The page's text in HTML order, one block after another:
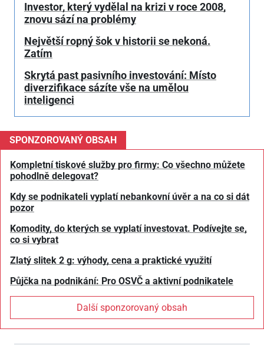
Investor, který vydělal na krizi v roce 2008,
znovu sází na problémy
Největší ropný šok v historii se nekoná.
Zatím
Skrytá past pasivního investování: Místo
diverzifikace sázíte vše na umělou
inteligenci
SPONZOROVANÝ OBSAH
Kompletní tiskové služby pro firmy: Co všechno můžete
pohodlně delegovat?
Kdy se podnikateli vyplatí nebankovní úvěr a na co si dát
pozor
Komodity, do kterých se vyplatí investovat. Podívejte se,
co si vybrat
Zlatý slitek 2 g: výhody, cena a praktické využití
Půjčka na podnikání: Pro OSVČ a aktivní podnikatele
Další sponzorovaný obsah